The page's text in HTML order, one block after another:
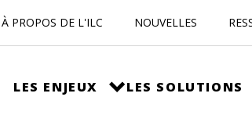
À PROPOS DE L'ILC NOUVELLES
LES ENJEUX LES SOLUTIONS